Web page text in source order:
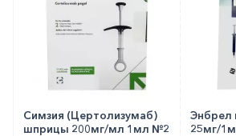
Симзия (Цертолизумаб)
шприцы 200мг/мл 1мл №2
Энбрел
25мг/